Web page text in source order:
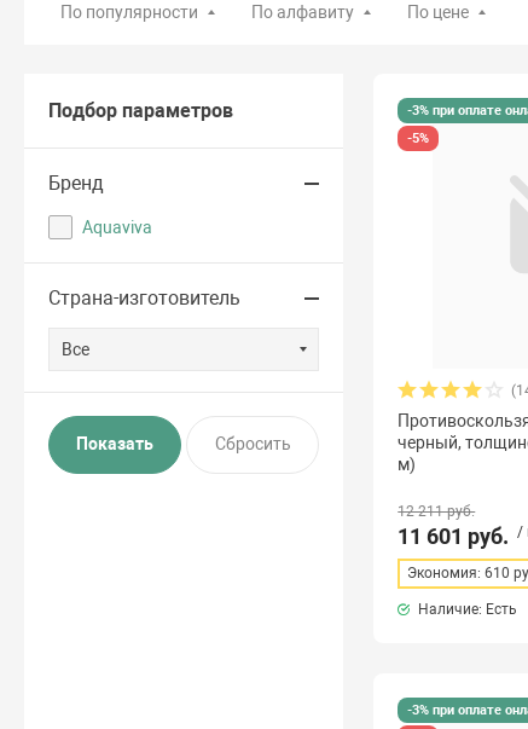
По популярности По алфавиту По цене
Подбор параметров
Бренд
Aquaviva
Страна-изготовитель
Все
-3% при оплате
-5%
черный,
м)
12 211 руб.
11 601 руб. /
Экономия: 610
Наличие: Есть
-3% при оплате